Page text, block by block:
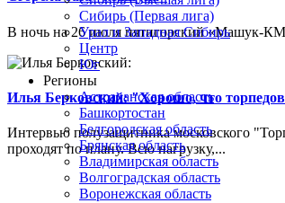
В ночь на 26 июля пятигорский «Машук-
Илья Берковский: "Хорошо, что
Интервью полузащитника московского
проходят по плану. Всю нагрузку,...
Сибирь (Первая лига)
Урал и Западная Сибирь
Центр
Юг
Регионы
Астраханская область
Башкортостан
Белгородская область
Брянская область
Владимирская область
Волгоградская область
Воронежская область